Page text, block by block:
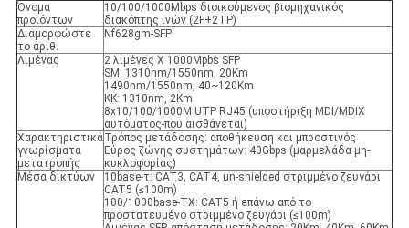
Όνομα
προϊόντων
10/100/1000Mbps διοικούμενος βιομηχανικός
διακόπτης ινών (2F+2TP)
Διαμορφώστε
το αριθ.
Nf628gm-SFP
Λιμένας
2 λιμένες Χ 1000Mpbs SFP
SM: 1310nm/1550nm, 20Km
1490nm/1550nm, 40~120Km
ΚΚ: 1310nm, 2Km
8x10/100/1000M UTP RJ45 (υποστήριξη MDI/MDIX
αυτόματος-που αισθάνεται)
Χαρακτηριστικά
γνωρίσματα
μετατροπής
Τρόπος μετάδοσης: αποθήκευση και μπροστινός
Εύρος ζώνης συστημάτων: 40Gbps (μαρμελάδα μη-
κυκλοφορίας)
Μέσα δικτύων
10base-τ: CAT3, CAT4, un-shielded στριμμένο ζευγάρι
CAT5 (≤100m)
100/1000base-TX: CAT5 ή επάνω από το
προστατευμένο στριμμένο ζευγάρι (≤100m)